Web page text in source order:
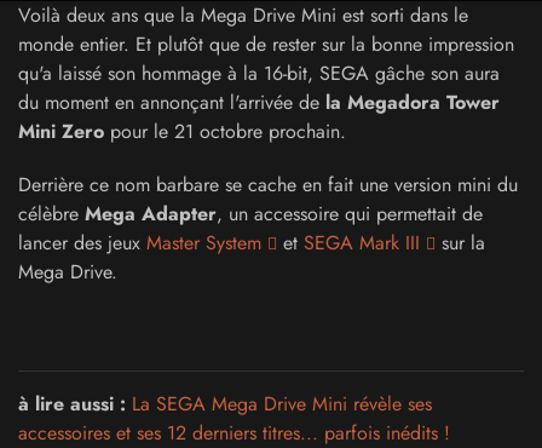
Voilà deux ans que la Mega Drive Mini est sorti dans le
monde entier. Et plutôt que de rester sur la bonne impression
qu'a laissé son hommage à la 16-bit, SEGA gâche son aura
du moment en annonçant l'arrivée de la Megadora Tower
Mini Zero pour le 21 octobre prochain.
Derrière ce nom barbare se cache en fait une version mini du
célèbre Mega Adapter, un accessoire qui permettait de
lancer des jeux Master System et SEGA Mark III
sur la
Mega Drive.
à lire aussi : La SEGA Mega Drive Mini révèle ses
accessoires et ses 12 derniers titres... parfois inédits !